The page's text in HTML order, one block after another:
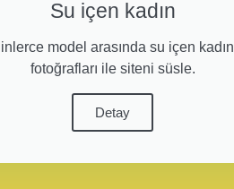
Su içen kadın
model arasında su içen kadın
fotoğrafları ile siteni süsle.
Detay